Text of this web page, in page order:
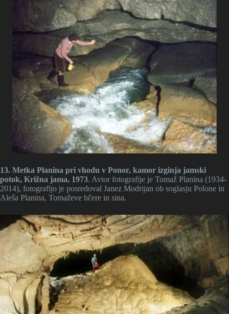
13. Metka Planina pri vhodu v Ponor, kamor izginja jamski
potok, Križna jama, 1973. Avtor fotografije je Tomaž Planina (1934-
2014), fotografijo je posredoval Janez Modrijan ob soglasju Polone in
Aleša Planina, Tomaževe hčere in sina.